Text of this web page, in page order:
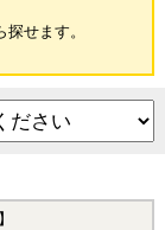
せます。